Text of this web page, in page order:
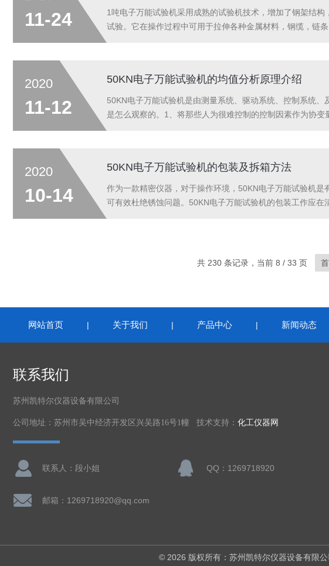
11-24
1吨电子万能试验机采用成熟的试验机技术，增加了钢架结
试验。它在操作过程中可用于拉伸各种金属材料，钢缆，链
2020
11-12
50KN电子万能试验机的均值分析原理介绍
50KN电子万能试验机是由测量系统、驱动系统、控制系统
是怎么观察的。1、将那些人为很难控制的控制因素作为协
2020
10-14
50KN电子万能试验机的包装及拆箱方法
作为一款精密仪器，对于操作环境，50KN电子万能试验机
可有效杜绝锈蚀问题。50KN电子万能试验机的包装工作应
共 230 条记录，当前 8 / 33 页
网站首页 | 关于我们 | 产品中心 | 新闻动态
联系我们
苏州凯特尔仪器设备有限公司
公司地址：苏州市吴中经济开发区兴吴路16号1幢 技术支持： 化工仪器网
联系人：段小姐 QQ：1269718920
邮箱：1269718920@qq.com
© 2026 版权所有：苏州凯特尔仪器设备有限